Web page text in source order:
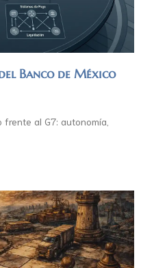
Banco de México
al G7: autonomía,